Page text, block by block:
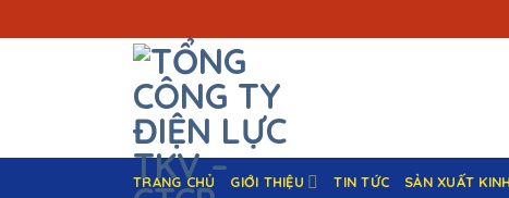
qua
TRANG CHỦ GIỚI THIỆU TIN TỨC SẢN XUẤT